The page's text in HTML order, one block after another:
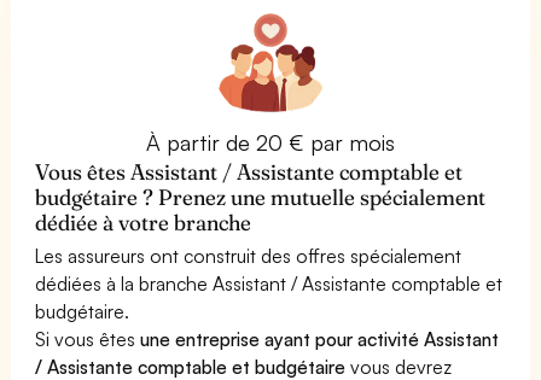
À partir de 20 € par mois
Vous êtes Assistant / Assistante comptable et
budgétaire ? Prenez une mutuelle spécialement
dédiée à votre branche
Les assureurs ont construit des offres spécialement
dédiées à la branche Assistant / Assistante comptable et
budgétaire.
Si vous êtesune entreprise ayant pour activité Assistant
/ Assistante comptable et budgétaire vous devrez